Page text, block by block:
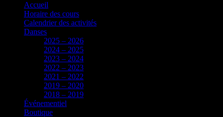
Accueil
Horaire des cours
Calendrier des activités
Danses
2025 – 2026
2024 – 2025
2023 – 2024
2022 – 2023
2021 – 2022
2019 – 2020
2018 – 2019
Événementiel
Boutique